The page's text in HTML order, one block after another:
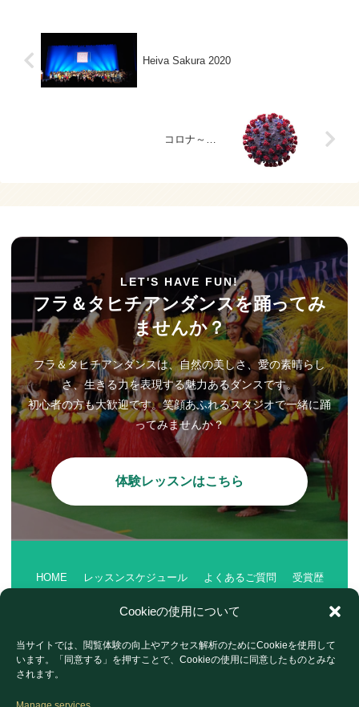
Cookieの使用について
当サイトでは、閲覧体験の向上やアクセス解析のためにCookieを使用して
います。「同意する」を押すことで、Cookieの使用に同意したものとみな
されます。
Heiva Sakura 2020
コロナ～…
LET'S HAVE FUN!
フラ＆タヒチアンダンスを踊ってみ
ませんか？
フラ＆タヒチアンダンスは、自然の美しさ、愛の素晴らし
さ、生きる力を表現する魅力あるダンスです。
初心者の方も大歓迎です。笑顔あふれるスタジオで一緒に踊
ってみませんか？
体験レッスンはこちら
HOME レッスンスケジュール よくあるご質問 受賞歴
会社案内
プライバシーポリシー フォトギャラリー